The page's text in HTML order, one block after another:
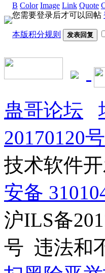
B Color Image Link Quote
您需要登录后才可以回帖
本版积分规则 发表回复
蛊哥论坛
20170120号
技术软件
安备
沪ILS备
号 违法和